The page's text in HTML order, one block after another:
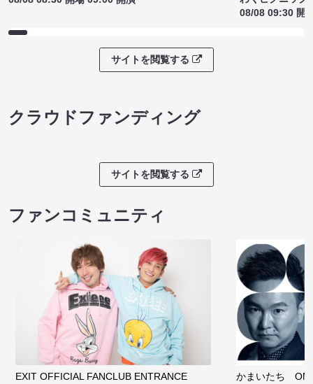
08/08 09:30 開
サイトを閲覧する
クラウドファンディング
サイトを閲覧する
ファンコミュニティ
EXIT OFFICIAL FANCLUB ENTRANCE かまいたち